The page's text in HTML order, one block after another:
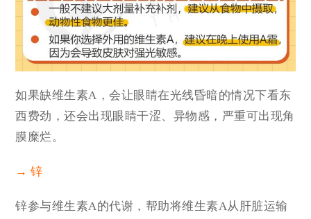
如果缺维生素A，会让眼睛在光线昏暗的情况下看东
西费劲，还会出现眼睛干涩、异物感，严重可出现角
膜糜烂。
→ 锌
锌参与维生素A的代谢，帮助将维生素A从肝脏运输